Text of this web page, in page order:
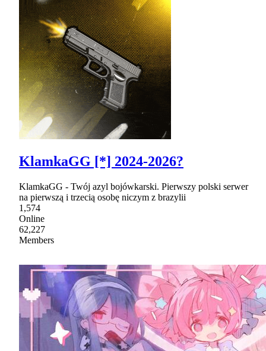
KlamkaGG [*] 2024-2026?
KlamkaGG - Twój azyl bojówkarski. Pierwszy polski serwer
na pierwszą i trzecią osobę niczym z brazylii
1,574
Online
62,227
Members